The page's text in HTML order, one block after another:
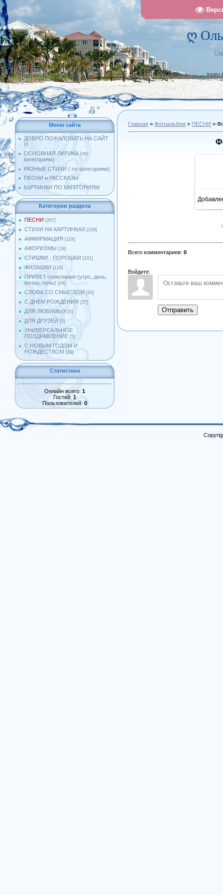
ღ
Меню сайта
ДОБРО ПОЖАЛОВАТЬ НА САЙТ
!!!
ОСНОВНАЯ ЛИРИКА (по
категориям)
РАЗНЫЕ СТИХИ ( по категориям)
ПЕСНИ и РАССКАЗЫ
КАРТИНКИ ПО КАТЕГОРИЯМ
Категории раздела
ПЕСНИ [267]
СТИХИ НА КАРТИНКАХ [229]
АФФИРМАЦИЯ [124]
АФОРИЗМЫ [18]
СТИШКИ - ПОРОШКИ [101]
ФИЛАШКИ [126]
ПРИВЕТ-пожелания (утро, день,
вечер, ночь) [44]
СЛОВА СО СМЫСЛОМ [60]
С ДНЁМ РОЖДЕНИЯ [27]
ДЛЯ ЛЮБИМЫХ [5]
ДЛЯ ДРУЗЕЙ [5]
УНИВЕРСАЛЬНОЕ
ПОЗДРАВЛЕНИЕ [5]
С НОВЫМ ГОДОМ И
РОЖДЕСТВОМ [29]
Статистика
Онлайн всего: 1
Гостей: 1
Пользователей: 0
Главная » Фотоальбом » ПЕСНИ »
Всего комментариев: 0
Войдите:
Отправить